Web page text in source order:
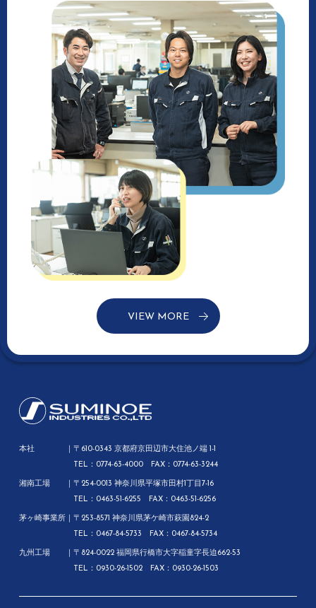
VIEW MORE
本社
〒610-0343 京都府京田辺市大住池ノ端 1-1
TEL：0774-63-4000 FAX：0774-63-3244
湘南工場
〒254-0013 神奈川県平塚市田村1丁目7-16
TEL：0463-51-6255 FAX：0463-51-6256
茅ヶ崎事業所
〒253-8571 神奈川県茅ケ崎市萩園824-2
TEL：0467-84-5733 FAX：0467-84-5734
九州工場
〒824-0022 福岡県行橋市大字稲童字長迫662-53
TEL：0930-26-1502 FAX：0930-26-1503